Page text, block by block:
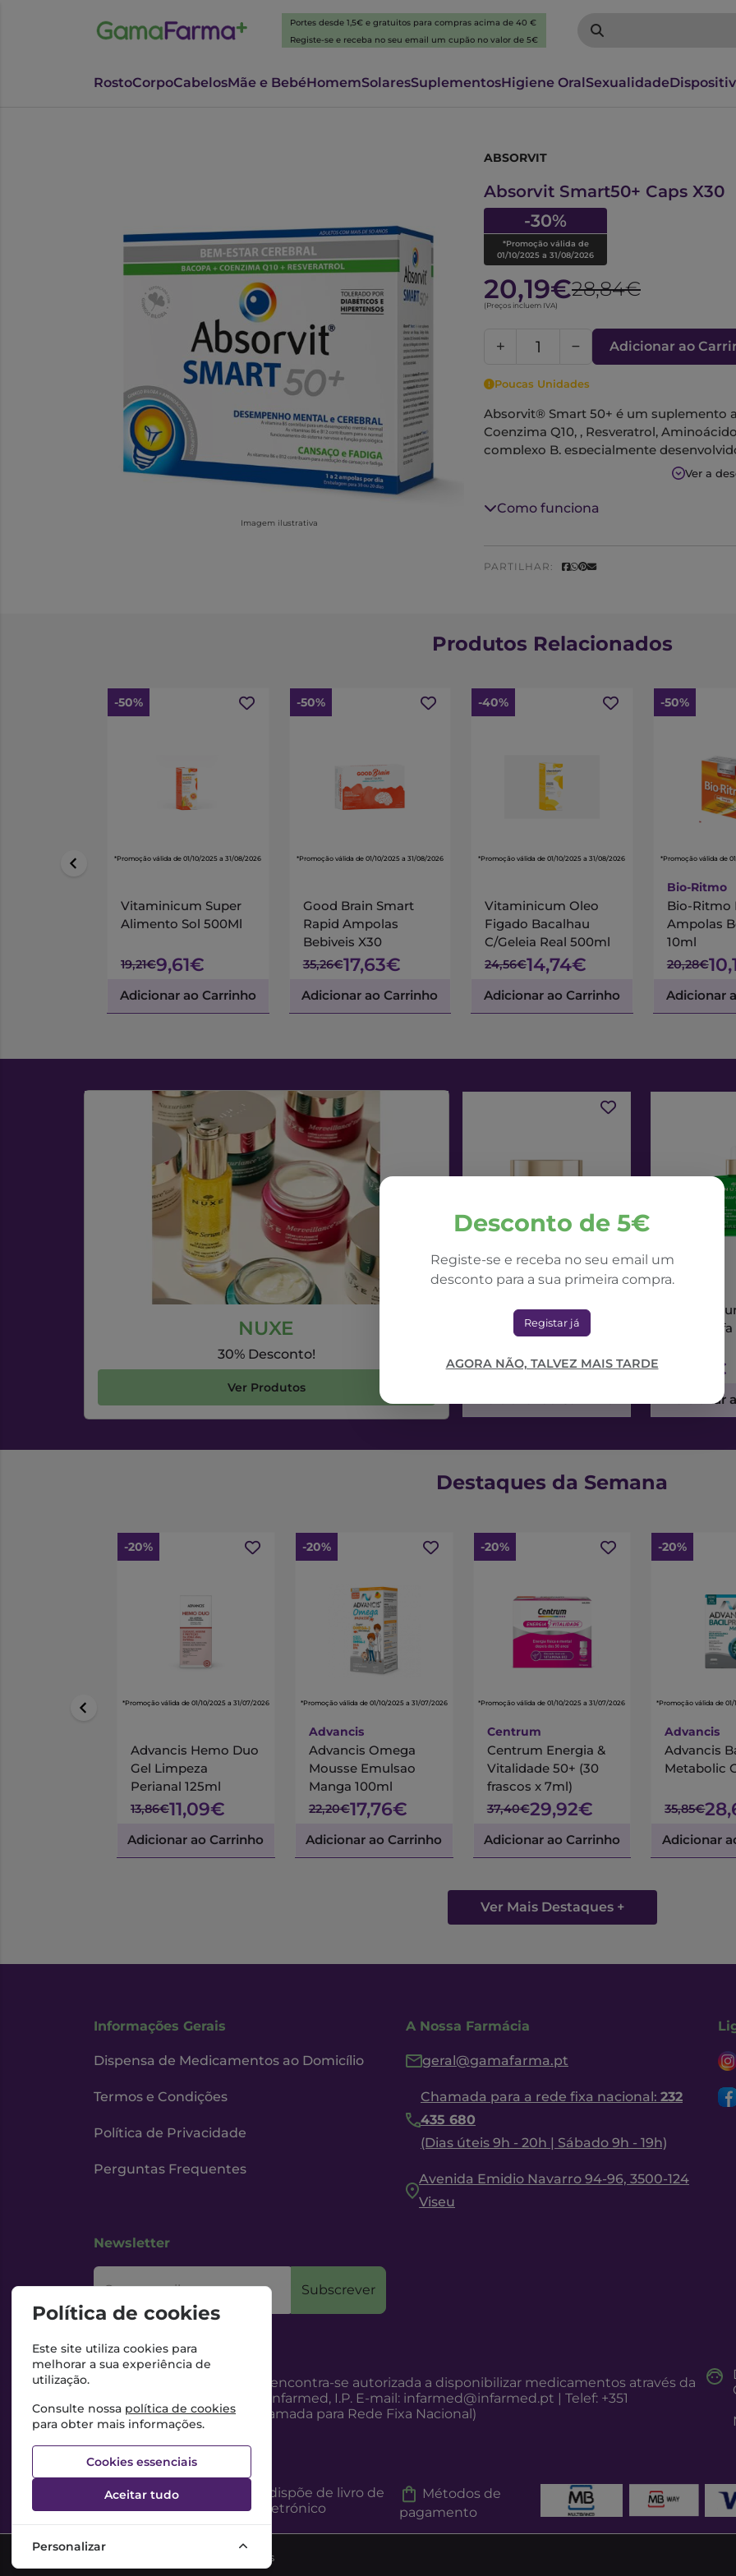
Portes desde 1,5€ e gratuitos para compras acima de 40 €
Registe-se e receba no seu email um cupão no valor de 5€
RostoCorpoCabelosMãe e BebéHomemSolaresSuplementosHigiene OralSexualidade
Imagem ilustrativa
ABSORVIT
Absorvit Smart50+ Caps X30
-30%
*Promoção válida de
01/10/2025 a 31/08/2026
20,19€28,84€
(Preços incluem IVA)
Adicionar ao
Poucas Unidades
Absorvit® Smart 50+ é um suplemento
Coenzima Q10, , Resveratrol,
complexo B, especialmente
O alto teor de vitamina B5 contribui
complemento, a vitamina B6 e a
Ver a
Como funciona
PARTILHAR:
Desconto de 5€
Registe-se e receba no seu email um
desconto para a sua primeira compra.
Registar já
AGORA NÃO, TALVEZ MAIS TARDE
Produtos Relacionados
-50%
*Promoção válida de 01/10/2025 a 31/08/2026
Vitaminicum Super
Alimento Sol 500Ml
19,21€9,61€
Adicionar ao Carrinho
-50%
*Promoção válida de 01/10/2025 a 31/08/2026
Good Brain Smart
Rapid Ampolas
Bebiveis X30
35,26€17,63€
Adicionar ao Carrinho
-40%
*Promoção válida de 01/10/2025 a 31/08/2026
Vitaminicum Oleo
Figado Bacalhau
C/Geleia Real 500ml
24,56€14,74€
Adicionar ao Carrinho
-50%
*Promoção válida de
Bio-Ritmo
Bio-Ritmo
Ampolas
10ml
20,28€
Adicionar
NUXE
30% Desconto!
Ver Produtos
NUXE
Nuxe Nuxuriance Ultra
Creme Dia Alfa 3R
71,42€
Nuxe
Sérum
73,56€
Adicionar
Destaques da Semana
-20%
*Promoção válida de 01/10/2025 a 31/07/2026
Advancis Hemo Duo
Gel Limpeza
Perianal 125ml
13,86€11,09€
Adicionar ao Carrinho
-20%
*Promoção válida de 01/10/2025 a 31/07/2026
Advancis
Advancis Omega
Mousse Emulsao
Manga 100ml
22,20€17,76€
Adicionar ao Carrinho
-20%
*Promoção válida de 01/10/2025 a 31/07/2026
Centrum
Centrum Energia &
Vitalidade 50+ (30
frascos x 7ml)
37,40€29,92€
Adicionar ao Carrinho
-20%
*Promoção válida de
Advancis
Advancis
Metabolic
35,85€
Adicionar
Ver Mais Destaques +
Informações Gerais
Dispensa de Medicamentos ao Domicílio
Termos e Condições
Política de Privacidade
Perguntas Frequentes
A Nossa Farmácia
geral@gamafarma.pt
Chamada para a rede fixa nacional: 232
435 680
(Dias úteis 9h - 20h | Sábado 9h - 19h)
Avenida Emidio Navarro 94-96, 3500-124
Viseu
Newsletter
O seu email Subscrever
Esta Farmácia encontra-se autorizada a disponibilizar medicamentos através da
Internet, pelo Infarmed, I.P. E-mail: infarmed@infarmed.pt | Telef: +351
217987100 (Chamada para Rede Fixa Nacional)
Esta Farmácia dispõe de livro de
reclamações eletrónico
Métodos de
pagamento
©2026 Todos os direitos reservados
Política de cookies
Este site utiliza cookies para
melhorar a sua experiência de
utilização.
Consulte nossa política de cookies
para obter mais informações.
Cookies essenciais
Aceitar tudo
Personalizar